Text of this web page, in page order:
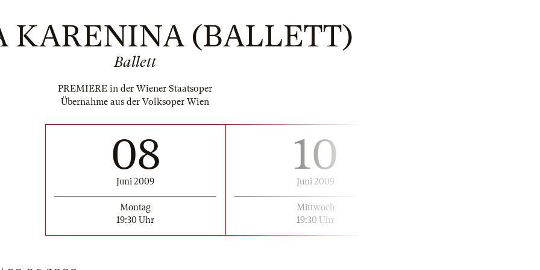
KARENINA (BALLETT)
Ballett
PREMIERE in der Wiener Staatsoper
Übernahme aus der Volksoper Wien
08
Juni 2009
Montag
19:30 Uhr
10
Juni 2009
Mittwoch
19:30 Uhr